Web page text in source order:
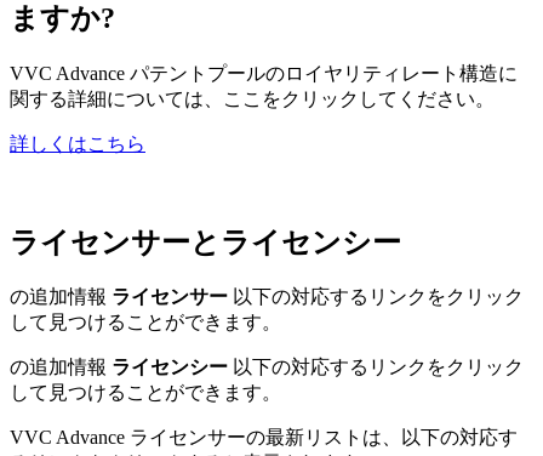
ますか?
VVC Advance パテントプールのロイヤリティレート構造に
関する詳細については、ここをクリックしてください。
詳しくはこちら
ライセンサーとライセンシー
の追加情報 ライセンサー 以下の対応するリンクをクリック
して見つけることができます。
の追加情報 ライセンシー 以下の対応するリンクをクリック
して見つけることができます。
VVC Advance ライセンサーの最新リストは、以下の対応す